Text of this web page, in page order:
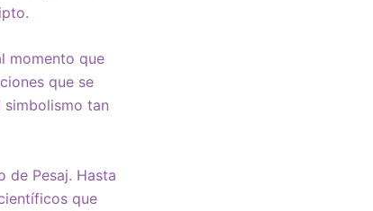
momento que
que se
tan
de Pesaj. Hasta
que